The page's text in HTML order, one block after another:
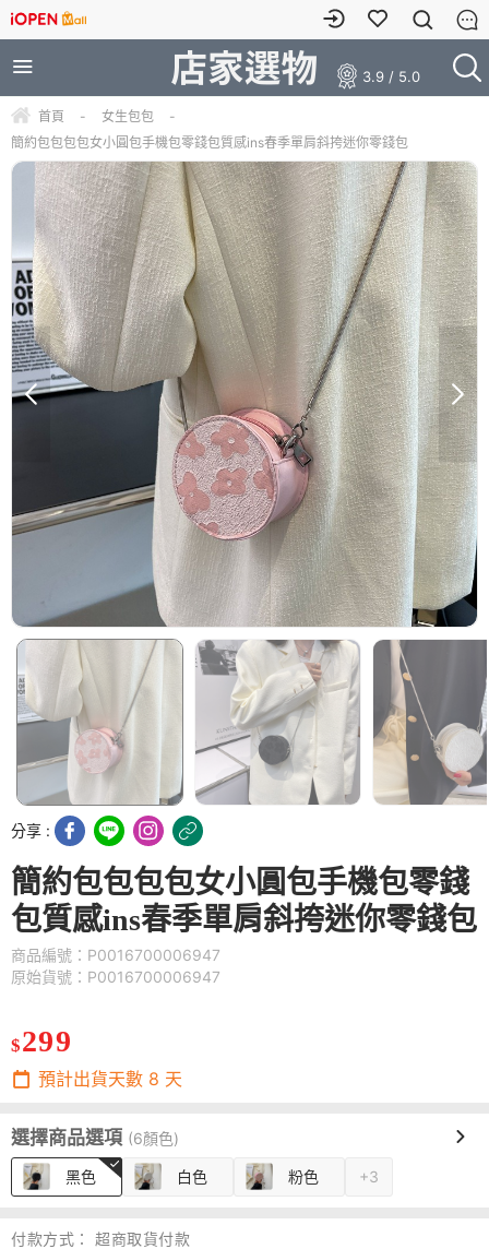
3.9 / 5.0
首頁 - 女生包包
-
簡約包包包包女小圓包手機包零錢包質感ins春季單肩斜挎迷你零錢包
分享 :
簡約包包包包女小圓包手機包零錢
包質感ins春季單肩斜挎迷你零錢包
商品編號：P0016700006947
原始貨號：P0016700006947
$299
預計出貨天數 8 天
選擇商品選項 (6顏色)
黑色 白色 粉色 +3
付款方式：
超商取貨付款